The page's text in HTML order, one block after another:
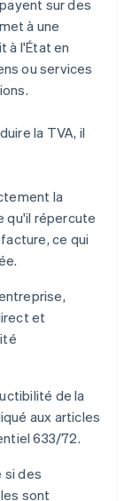
sur des
à une
à l'État en
ou services
la TVA, il
la
qu'il répercute
ce qui
et
de la
aux articles
633/72.
si des
sont